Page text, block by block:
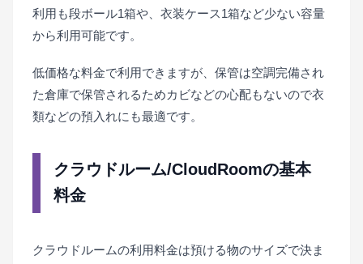
利用も段ボール1箱や、衣装ケース1箱など少ない容量
から利用可能です。
低価格な料金で利用できますが、保管は空調完備され
た倉庫で保管されるためカビなどの心配もないので衣
類などの預入れにも最適です。
クラウドルーム/CloudRoomの基本
料金
クラウドルームの利用料金は預ける物のサイズで決ま